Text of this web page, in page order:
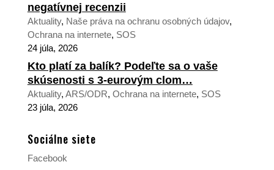
negatívnej recenzii
Aktuality, Naše práva na ochranu osobných údajov,
Ochrana na internete, SOS
24 júla, 2026
Kto platí za balík? Podeľte sa o vaše
skúsenosti s 3-eurovým clom…
Aktuality, ARS/ODR, Ochrana na internete, SOS
23 júla, 2026
Sociálne siete
Facebook